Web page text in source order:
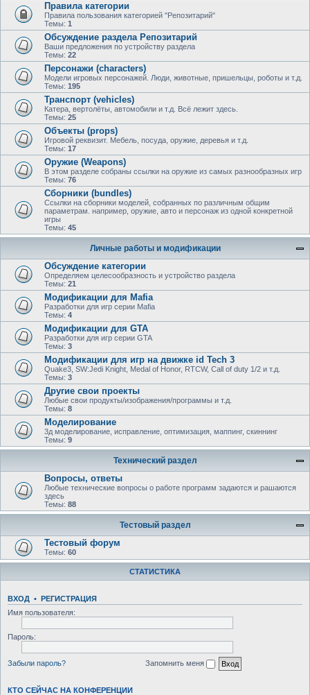
Правила категории
Правила пользования категорией "Репозитарий"
Темы: 1
Обсуждение раздела Репозитарий
Ваши предложения по устройству раздела
Темы: 22
Персонажи (characters)
Модели игровых персонажей. Люди, животные, пришельцы, роботы и т.д.
Темы: 195
Транспорт (vehicles)
Катера, вертолёты, автомобили и т.д. Всё лежит здесь.
Темы: 25
Объекты (props)
Игровой реквизит. Мебель, посуда, оружие, деревья и т.д.
Темы: 17
Оружие (Weapons)
В этом разделе собраны ссылки на оружие из самых разнообразных игр
Темы: 76
Сборники (bundles)
Ссылки на сборники моделей, собранных по различным общим
параметрам. например, оружие, авто и персонаж из одной конкретной
игры
Темы: 45
Личные работы и модификации
Обсуждение категории
Определяем целесообразность и устройство раздела
Темы: 21
Модификации для Mafia
Разработки для игр серии Mafia
Темы: 4
Модификации для GTA
Разработки для игр серии GTA
Темы: 3
Модификации для игр на движке id Tech 3
Quake3, SW:Jedi Knight, Medal of Honor, RTCW, Call of duty 1/2 и т.д.
Темы: 3
Другие свои проекты
Любые свои продукты/изображения/программы и т.д.
Темы: 8
Моделирование
3д моделирование, исправление, оптимизация, маппинг, скиннинг
Темы: 9
Технический раздел
Вопросы, ответы
Любыe технические вопросы о работе программ задаются и рашаются
здесь
Темы: 88
Тестовый раздел
Тестовый форум
Темы: 60
СТАТИСТИКА
ВХОД • РЕГИСТРАЦИЯ
Имя пользователя:
Пароль:
Забыли пароль? Запомнить меня
КТО СЕЙЧАС НА КОНФЕРЕНЦИИ